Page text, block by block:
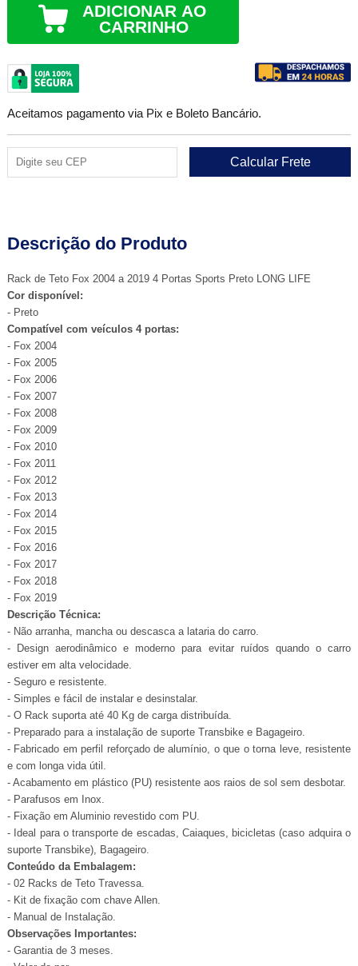
ADICIONAR AO
CARRINHO
Aceitamos pagamento via Pix e Boleto Bancário.
Descrição do Produto
Rack de Teto Fox 2004 a 2019 4 Portas Sports Preto LONG LIFE
Cor disponível:
- Preto
Compatível com veículos 4 portas:
- Fox 2004
- Fox 2005
- Fox 2006
- Fox 2007
- Fox 2008
- Fox 2009
- Fox 2010
- Fox 2011
- Fox 2012
- Fox 2013
- Fox 2014
- Fox 2015
- Fox 2016
- Fox 2017
- Fox 2018
- Fox 2019
Descrição Técnica:
- Não arranha, mancha ou descasca a lataria do carro.
- Design aerodinâmico e moderno para evitar ruídos quando o carro
estiver em alta velocidade.
- Seguro e resistente.
- Simples e fácil de instalar e desinstalar.
- O Rack suporta até 40 Kg de carga distribuída.
- Preparado para a instalação de suporte Transbike e Bagageiro.
- Fabricado em perfil reforçado de alumínio, o que o torna leve, resistente
e com longa vida útil.
- Acabamento em plástico (PU) resistente aos raios de sol sem desbotar.
- Parafusos em Inox.
- Fixação em Aluminio revestido com PU.
- Ideal para o transporte de escadas, Caiaques, bicicletas (caso adquira o
suporte Transbike), Bagageiro.
Conteúdo da Embalagem:
- 02 Racks de Teto Travessa.
- Kit de fixação com chave Allen.
- Manual de Instalação.
Observações Importantes:
- Garantia de 3 meses.